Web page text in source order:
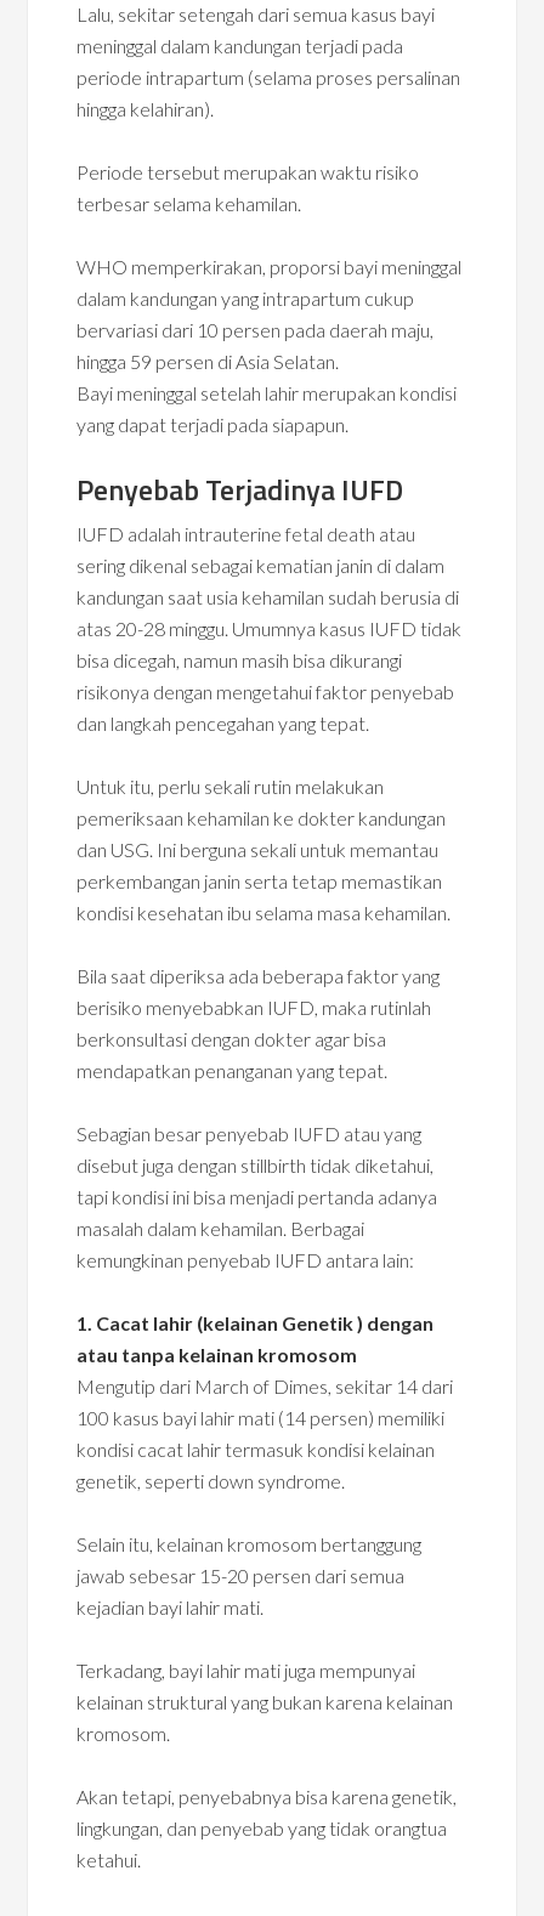
Lalu, sekitar setengah dari semua kasus bayi
meninggal dalam kandungan terjadi pada
periode intrapartum (selama proses persalinan
hingga kelahiran).
Periode tersebut merupakan waktu risiko
terbesar selama kehamilan.
WHO memperkirakan, proporsi bayi meninggal
dalam kandungan yang intrapartum cukup
bervariasi dari 10 persen pada daerah maju,
hingga 59 persen di Asia Selatan.
Bayi meninggal setelah lahir merupakan kondisi
yang dapat terjadi pada siapapun.
Penyebab Terjadinya IUFD
IUFD adalah intrauterine fetal death atau
sering dikenal sebagai kematian janin di dalam
kandungan saat usia kehamilan sudah berusia di
atas 20-28 minggu. Umumnya kasus IUFD tidak
bisa dicegah, namun masih bisa dikurangi
risikonya dengan mengetahui faktor penyebab
dan langkah pencegahan yang tepat.
Untuk itu, perlu sekali rutin melakukan
pemeriksaan kehamilan ke dokter kandungan
dan USG. Ini berguna sekali untuk memantau
perkembangan janin serta tetap memastikan
kondisi kesehatan ibu selama masa kehamilan.
Bila saat diperiksa ada beberapa faktor yang
berisiko menyebabkan IUFD, maka rutinlah
berkonsultasi dengan dokter agar bisa
mendapatkan penanganan yang tepat.
Sebagian besar penyebab IUFD atau yang
disebut juga dengan stillbirth tidak diketahui,
tapi kondisi ini bisa menjadi pertanda adanya
masalah dalam kehamilan. Berbagai
kemungkinan penyebab IUFD antara lain:
1. Cacat lahir (kelainan Genetik ) dengan
atau tanpa kelainan kromosom
Mengutip dari March of Dimes, sekitar 14 dari
100 kasus bayi lahir mati (14 persen) memiliki
kondisi cacat lahir termasuk kondisi kelainan
genetik, seperti down syndrome.
Selain itu, kelainan kromosom bertanggung
jawab sebesar 15-20 persen dari semua
kejadian bayi lahir mati.
Terkadang, bayi lahir mati juga mempunyai
kelainan struktural yang bukan karena kelainan
kromosom.
Akan tetapi, penyebabnya bisa karena genetik,
lingkungan, dan penyebab yang tidak orangtua
ketahui.